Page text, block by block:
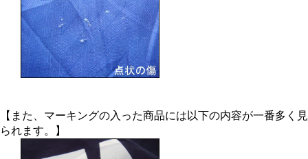
【また、マーキングの入った商品には以下の内容が一番多く見
られます。】